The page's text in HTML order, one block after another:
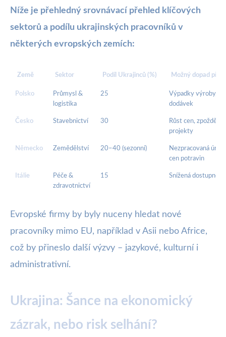
Níže je přehledný srovnávací přehled klíčových
sektorů a podílu ukrajinských pracovníků v
některých evropských zemích:
Země Sektor Podíl Ukrajinců (%) Možný dopad při
Polsko
Průmysl &
logistika
25
Výpadky výroby,
dodávek
Česko Stavebnictví 30
Růst cen, zpožděné
projekty
Německo Zemědělství 20–40 (sezonní)
Nezpracovaná
cen potravin
Itálie
Péče &
zdravotnictví
15 Snížená dostupnost
Evropské firmy by byly nuceny hledat nové
pracovníky mimo EU, například v Asii nebo Africe,
což by přineslo další výzvy – jazykové, kulturní i
administrativní.
Ukrajina: Šance na ekonomický
zázrak, nebo risk selhání?